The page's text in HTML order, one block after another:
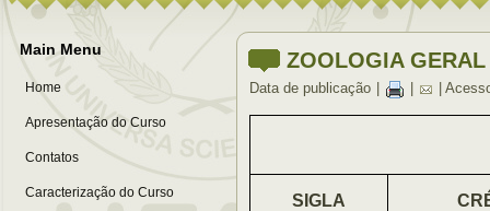
Main Menu
Home
Apresentação do Curso
Contatos
Caracterização do Curso
ZOOLOGIA GERAL
Data de publicação |
SIGLA